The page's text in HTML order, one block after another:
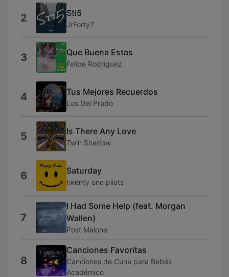
2 Sti5
JrForty7
3 Que Buena Estas
Felipe Rodriguez
4 Tus Mejores Recuerdos
Los Del Prado
5 Is There Any Love
Twin Shadow
6 Saturday
twenty one pilots
7
I Had Some Help (feat. Morgan
Wallen)
Post Malone
8
Canciones Favoritas
Canciones de Cuna para Bebés
Académico